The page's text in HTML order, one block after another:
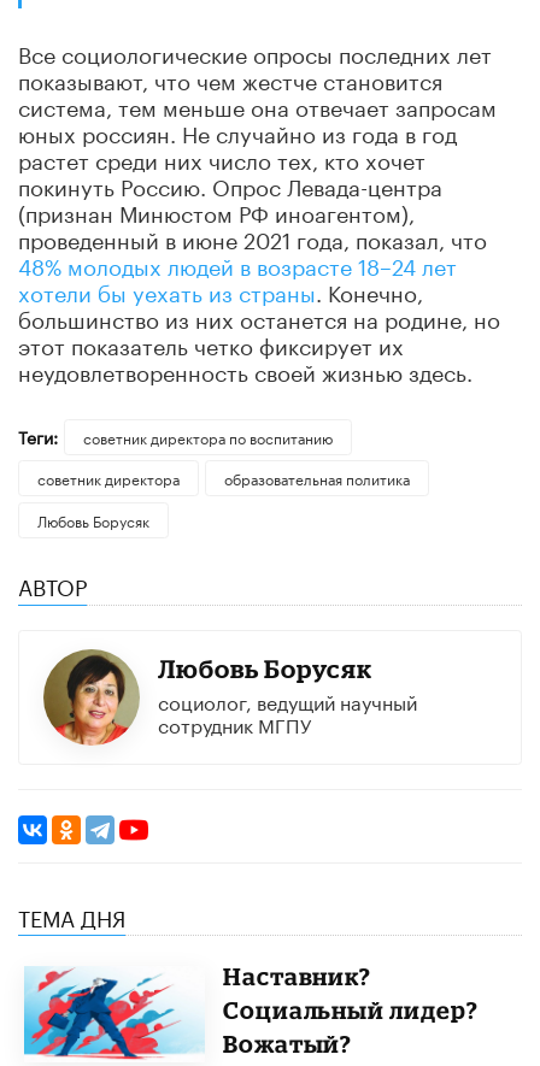
Все социологические опросы последних лет
показывают, что чем жестче становится
система, тем меньше она отвечает запросам
юных россиян. Не случайно из года в год
растет среди них число тех, кто хочет
покинуть Россию. Опрос Левада-центра
(признан Минюстом РФ иноагентом),
проведенный в июне 2021 года, показал, что
48% молодых людей в возрасте 18–24 лет
хотели бы уехать из страны . Конечно,
большинство из них останется на родине, но
этот показатель четко фиксирует их
неудовлетворенность своей жизнью здесь.
Теги:
советник директора по воспитанию
советник директора
образовательная политика
Любовь Борусяк
АВТОР
Любовь Борусяк
социолог, ведущий научный
сотрудник МГПУ
ТЕМА ДНЯ
Наставник?
Социальный лидер?
Вожатый?